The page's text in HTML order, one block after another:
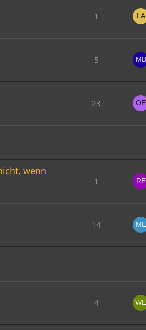
1
5
23
wenn
1
14
4